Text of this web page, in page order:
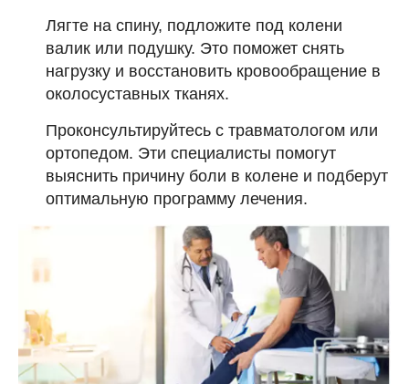
Лягте на спину, подложите под колени
валик или подушку. Это поможет снять
нагрузку и восстановить кровообращение в
околосуставных тканях.
Проконсультируйтесь с травматологом или
ортопедом. Эти специалисты помогут
выяснить причину боли в колене и подберут
оптимальную программу лечения.